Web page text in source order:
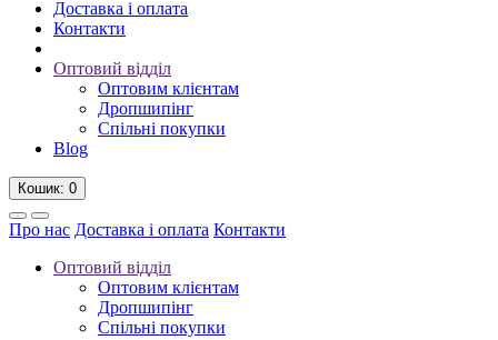
Доставка і оплата
Контакти
Оптовий відділ
Оптовим клієнтам
Дропшипінг
Спільні покупки
Blog
Кошик: 0
Про нас Доставка і оплата Контакти
Оптовий відділ
Оптовим клієнтам
Дропшипінг
Спільні покупки